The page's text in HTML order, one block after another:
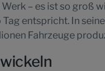
– es ist so groß
entspricht. In
Fahrzeuge